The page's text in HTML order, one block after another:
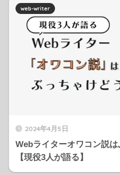
2024年4月5日
Webライターオワコン説
【現役3人が語る】
web-writer